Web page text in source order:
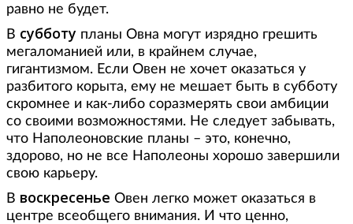
равно не будет.
В субботу планы Овна могут изрядно грешить
мегаломанией или, в крайнем случае,
гигантизмом. Если Овен не хочет оказаться у
разбитого корыта, ему не мешает быть в субботу
скромнее и как-либо соразмерять свои амбиции
со своими возможностями. Не следует забывать,
что Наполеоновские планы – это, конечно,
здорово, но не все Наполеоны хорошо завершили
свою карьеру.
В воскресенье Овен легко может оказаться в
центре всеобщего внимания. И что ценно,